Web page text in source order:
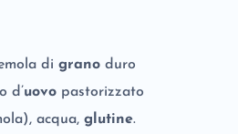
di granoduro
d’uovopastorizzato
acqua, glutine.